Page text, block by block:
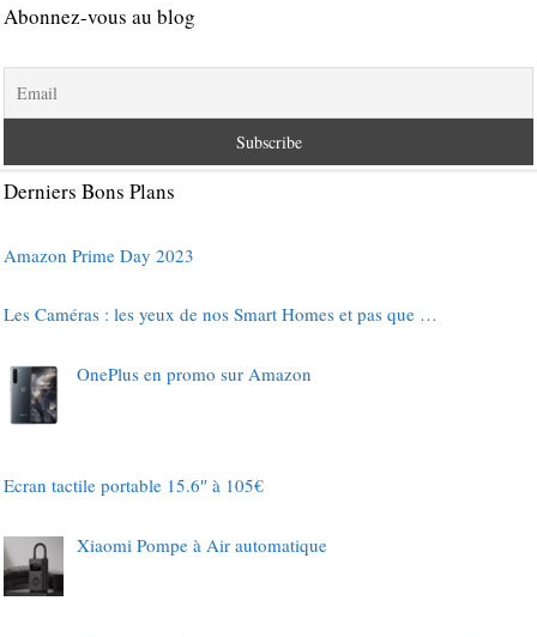
Abonnez-vous au blog
Derniers Bons Plans
Amazon Prime Day 2023
Les Caméras : les yeux de nos Smart Homes et pas que …
OnePlus en promo sur Amazon
Ecran tactile portable 15.6″ à 105€
Xiaomi Pompe à Air automatique